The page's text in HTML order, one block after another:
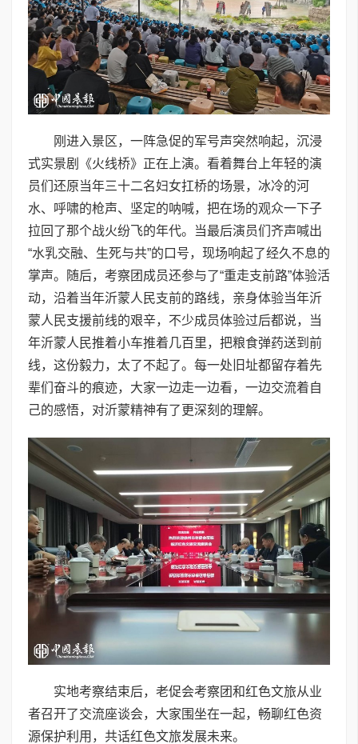
刚进入景区，一阵急促的军号声突然响起，沉浸
式实景剧《火线桥》正在上演。看着舞台上年轻的演
员们还原当年三十二名妇女扛桥的场景，冰冷的河
水、呼啸的枪声、坚定的呐喊，把在场的观众一下子
拉回了那个战火纷飞的年代。当最后演员们齐声喊出
“水乳交融、生死与共”的口号，现场响起了经久不息的
掌声。随后，考察团成员还参与了“重走支前路”体验活
动，沿着当年沂蒙人民支前的路线，亲身体验当年沂
蒙人民支援前线的艰辛，不少成员体验过后都说，当
年沂蒙人民推着小车推着几百里，把粮食弹药送到前
线，这份毅力，太了不起了。每一处旧址都留存着先
辈们奋斗的痕迹，大家一边走一边看，一边交流着自
己的感悟，对沂蒙精神有了更深刻的理解。
实地考察结束后，老促会考察团和红色文旅从业
者召开了交流座谈会，大家围坐在一起，畅聊红色资
源保护利用，共话红色文旅发展未来。